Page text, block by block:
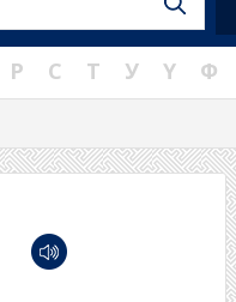
Р С Т У Ү Ф